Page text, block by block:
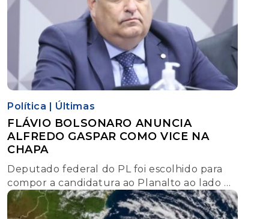
Política | Últimas
FLÁVIO BOLSONARO ANUNCIA
ALFREDO GASPAR COMO VICE NA
CHAPA
Deputado federal do PL foi escolhido para
compor a candidatura ao Planalto ao lado do
senador; chapa será formada apenas por
integrantes do partido.